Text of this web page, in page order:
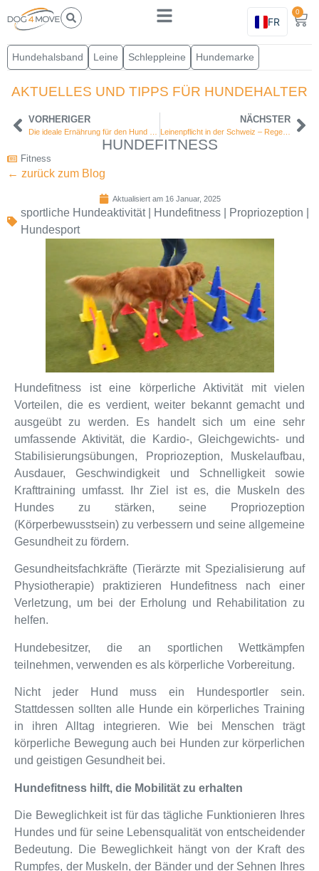
FR
0
Hundehalsband Leine Schleppleine Hundemarke
AKTUELLES UND TIPPS FÜR HUNDEHALTER
VORHERIGER NÄCHSTER
Leinenpflicht in der Schweiz – Regeln und kantonale Vorschriften
HUNDEFITNESS
Fitness
← zurück zum Blog
Aktualisiert am 16 Januar, 2025
sportliche Hundeaktivität| Hundefitness Propriozeption
Hundesport
Hundefitness ist eine körperliche Aktivität mit vielen
Vorteilen, die es verdient, weiter bekannt gemacht und
ausgeübt zu werden. Es handelt sich um eine sehr
umfassende Aktivität, die Kardio-, Gleichgewichts- und
Stabilisierungsübungen, Propriozeption, Muskelaufbau,
Ausdauer, Geschwindigkeit und Schnelligkeit sowie
Krafttraining umfasst. Ihr Ziel ist es, die Muskeln des
Hundes zu stärken, seine Propriozeption
(Körperbewusstsein) zu verbessern und seine allgemeine
Gesundheit zu fördern.
Gesundheitsfachkräfte (Tierärzte mit Spezialisierung auf
Physiotherapie) praktizieren Hundefitness nach einer
Verletzung, um bei der Erholung und Rehabilitation zu
helfen.
Hundebesitzer, die an sportlichen Wettkämpfen
teilnehmen, verwenden es als körperliche Vorbereitung.
Nicht jeder Hund muss ein Hundesportler sein.
Stattdessen sollten alle Hunde ein körperliches Training
in ihren Alltag integrieren. Wie bei Menschen trägt
körperliche Bewegung auch bei Hunden zur körperlichen
und geistigen Gesundheit bei.
Hundefitness hilft, die Mobilität zu erhalten
Die Beweglichkeit ist für das tägliche Funktionieren Ihres
Hundes und für seine Lebensqualität von entscheidender
Bedeutung. Die Beweglichkeit hängt von der Kraft des
Rumpfes, der Muskeln, der Bänder und der Sehnen Ihres